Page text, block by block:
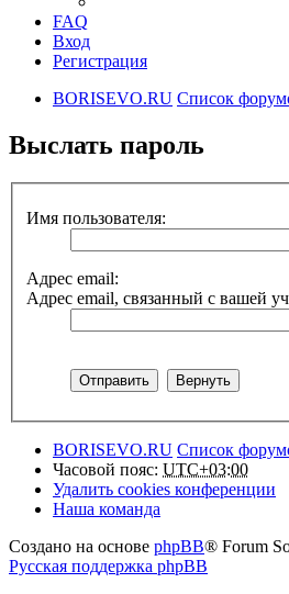
FAQ
Вход
Регистрация
BORISEVO.RU Список
Выслать пароль
Имя пользователя:
Адрес email:
Адрес email, связанный с вашей
BORISEVO.RU Список
Часовой пояс: UTC+03:00
Удалить cookies конференции
Наша команда
Создано на основе phpBB® Forum
Русская поддержка phpBB